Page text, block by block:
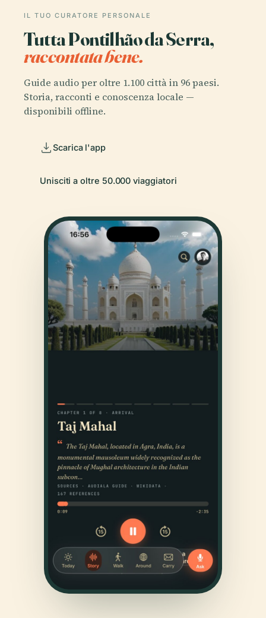
IL TUO CURATORE PERSONALE
Tutta Pontilhão da Serra,
raccontata bene.
Guide audio per oltre 1.100 città in 96 paesi.
Storia, racconti e conoscenza locale —
disponibili offline.
Scarica l'app
Unisciti a oltre 50.000 viaggiatori